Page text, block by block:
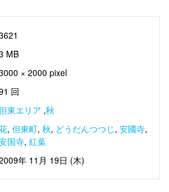
MB
× 2000 pixel
回
東エリア ,秋
, 但東町, 秋, どうだんつつじ, 安國寺,
国寺, 紅葉
年 11月 19日 (木)